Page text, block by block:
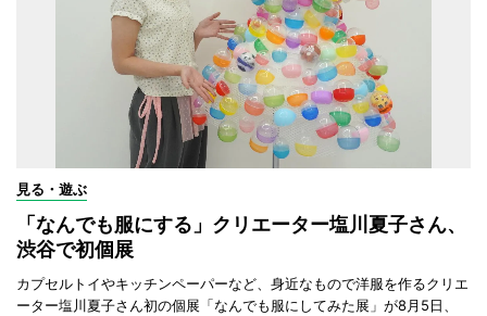
見る・遊ぶ
「なんでも服にする」クリエーター塩川夏子さん、
渋谷で初個展
カプセルトイやキッチンペーパーなど、身近なもので洋服を作るクリエ
ーター塩川夏子さん初の個展「なんでも服にしてみた展」が8月5日、